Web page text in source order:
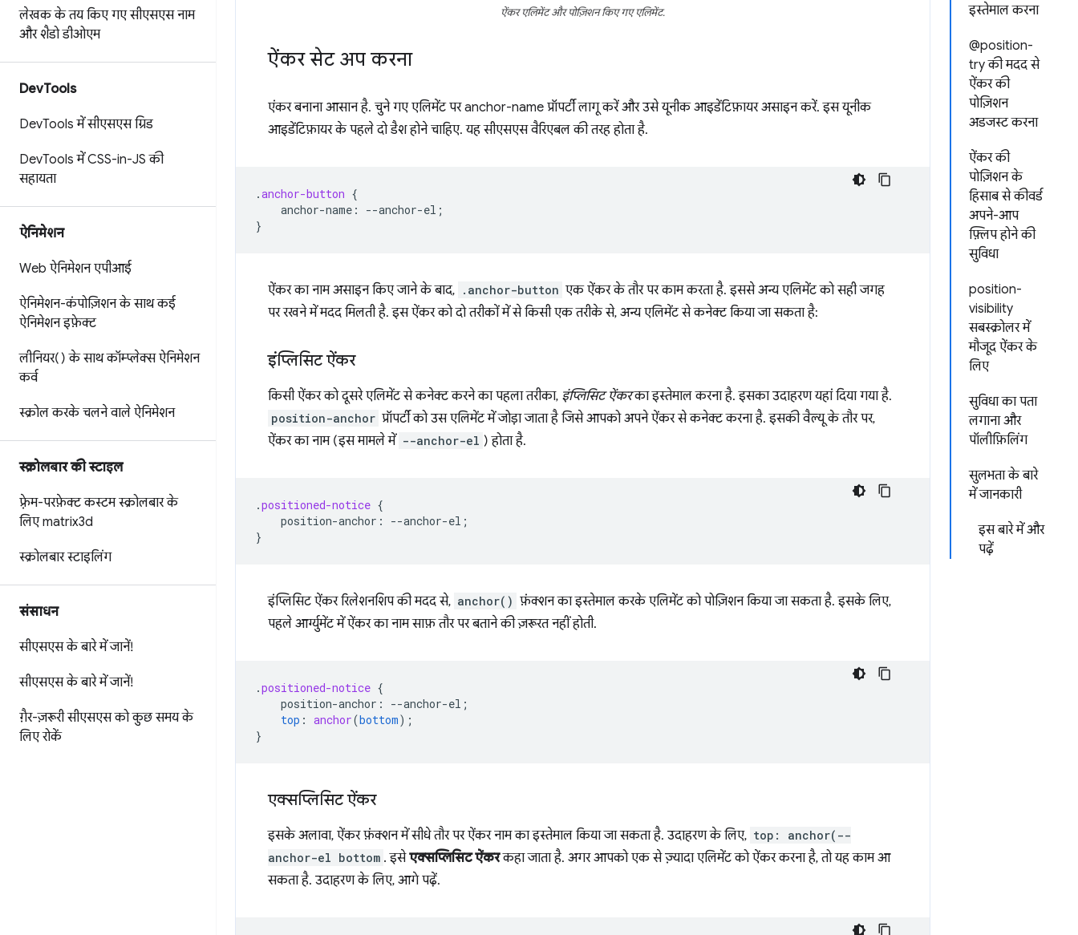
लेखक के तय किए गए सीएसएस नाम
और शैडो डीओएम
DevTools
DevTools में सीएसएस ग्रिड
DevTools में CSS-in-JS की
सहायता
ऐनिमेशन
Web ऐनिमेशन एपीआई
ऐनिमेशन-कंपोज़िशन के साथ कई
ऐनिमेशन इफ़ेक्ट
लीनियर() के साथ कॉम्प्लेक्स ऐनिमेशन
कर्व
स्क्रोल करके चलने वाले ऐनिमेशन
स्क्रोलबार की स्टाइल
फ़्रेम-परफ़ेक्ट कस्टम स्क्रोलबार के
लिए matrix3d
स्क्रोलबार स्टाइलिंग
संसाधन
सीएसएस के बारे में जानें!
सीएसएस के बारे में जानें!
गै़र-ज़रूरी सीएसएस को कुछ समय के
लिए रोकें
इस्तेमाल करना
@position-
try की मदद से
ऐंकर की
पोज़िशन
अडजस्ट करना
ऐंकर की
पोज़िशन के
हिसाब से कीवर्ड
अपने-आप
फ़्लिप होने की
सुविधा
position-
visibility
सबस्क्रोलर में
मौजूद ऐंकर के
लिए
सुविधा का पता
लगाना और
पॉलीफ़िलिंग
सुलभता के बारे
में जानकारी
इस बारे में और
पढ़ें
ऐंकर एलिमेंट और पोज़िशन किए गए एलिमेंट.
ऐंकर सेट अप करना
एंकर बनाना आसान है. चुने गए एलिमेंट पर anchor-name प्रॉपर्टी लागू करें और उसे यूनीक आइडेंटिफ़ायर असाइन करें. इस यूनीक
आइडेंटिफ़ायर के पहले दो डैश होने चाहिए. यह सीएसएस वैरिएबल की तरह होता है.
.anchor-button {
anchor-name : --anchor-el ;
}
ऐंकर का नाम असाइन किए जाने के बाद, .anchor-button एक ऐंकर के तौर पर काम करता है. इससे अन्य एलिमेंट को सही जगह
पर रखने में मदद मिलती है. इस ऐंकर को दो तरीकों में से किसी एक तरीके से, अन्य एलिमेंट से कनेक्ट किया जा सकता है:
इंप्लिसिट ऐंकर
किसी ऐंकर को दूसरे एलिमेंट से कनेक्ट करने का पहला तरीका, इंप्लिसिट ऐंकरका इस्तेमाल करना है. इसका उदाहरण यहां दिया गया है.
position-anchor प्रॉपर्टी को उस एलिमेंट में जोड़ा जाता है जिसे आपको अपने ऐंकर से कनेक्ट करना है. इसकी वैल्यू के तौर पर,
ऐंकर का नाम (इस मामले में --anchor-el ) होता है.
.positioned-notice {
position-anchor : --anchor-el ;
}
इंप्लिसिट ऐंकर रिलेशनशिप की मदद से, anchor() फ़ंक्शन का इस्तेमाल करके एलिमेंट को पोज़िशन किया जा सकता है. इसके लिए,
पहले आर्ग्युमेंट में ऐंकर का नाम साफ़ तौर पर बताने की ज़रूरत नहीं होती.
.positioned-notice {
position-anchor : --anchor-el ;
top : anchor(bottom);
}
एक्सप्लिसिट ऐंकर
इसके अलावा, ऐंकर फ़ंक्शन में सीधे तौर पर ऐंकर नाम का इस्तेमाल किया जा सकता है. उदाहरण के लिए, top: anchor(--
anchor-el bottom . इसेएक्सप्लिसिट ऐंकरकहा जाता है. अगर आपको एक से ज़्यादा एलिमेंट को ऐंकर करना है, तो यह काम आ
सकता है. उदाहरण के लिए, आगे पढ़ें.